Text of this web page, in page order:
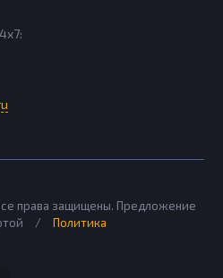
права защищены. Предложение
/
Политика